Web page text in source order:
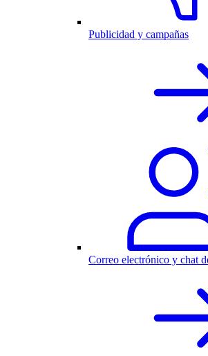
Publicidad y campañas
Correo electrónico y chat